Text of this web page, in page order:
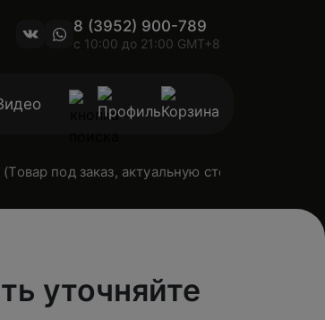
8 (3952) 900-789
с 10:00 до 21:00 GMT+8
под заказ, актуальную стоимость
уточняйте